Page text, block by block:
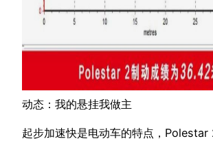
动态：我的悬挂我做主
起步加速快是电动车的特点，Polestar